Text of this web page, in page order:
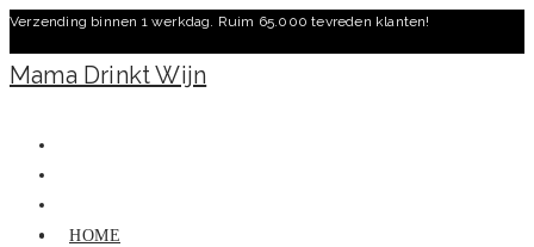
Ga
naar
inhoud
Verzending binnen 1 werkdag. Ruim 65.000 tevreden klanten!
Mama Drinkt Wijn
HOME